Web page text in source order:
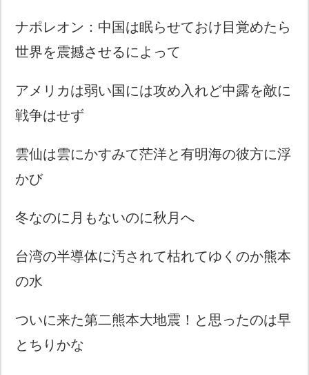
ナポレオン：中国は眠らせておけ目覚めたら
世界を震撼させるによって
アメリカは弱い国には攻め入れど中露を敵に
戦争はせず
雲仙は雲にかすみて茫洋と有明海の彼方に浮
かび
冬なのに月もないのに秋月へ
台湾の半導体に汚されて枯れてゆくのか熊本
の水
ついに来た第二熊本大地震！と思ったのは早
とちりかな